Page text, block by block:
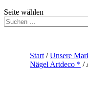
Seite wählen
Start /Unsere
Nägel Artdeco * /